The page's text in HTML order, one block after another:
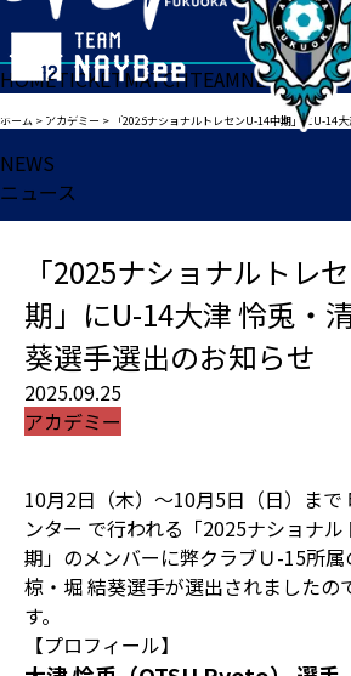
HOMETICKETMATCHTEAMNEWS
ホーム > アカデミー > 「2025ナショナルトレセンU-14中期」にU-14大津
NEWS
ニュース
「2025ナショナルトレ
期」にU-14大津 怜兎・
葵選手選出のお知らせ
2025.09.25
アカデミー
10月2日（木）～10月5日（日）まで
ンター で行われる「2025ナショナ
期」のメンバーに弊クラブＵ-15所
椋・堀 結葵選手が選出されましたの
す。
【プロフィール】